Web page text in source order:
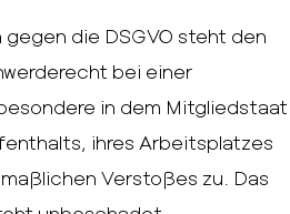
gegen die DSGVO steht den
bei einer
in dem Mitgliedstaat
ihres Arbeitsplatzes
Verstoßes zu. Das